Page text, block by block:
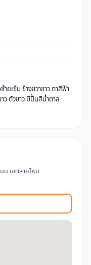
ยเข้ม ข้างขวาขาว ตาสีฟ้า
ว ตัวขาว มีปื้นสีน้ำตาล
เขตสายไหม